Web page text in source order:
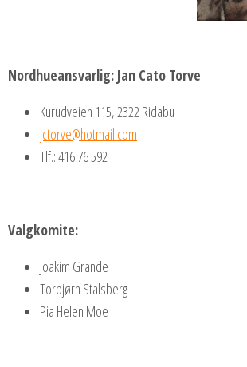
Nordhueansvarlig: Jan Cato Torve
Kurudveien 115, 2322 Ridabu
jctorve@hotmail.com
Tlf.: 416 76 592
Valgkomite:
Joakim Grande
Torbjørn Stalsberg
Pia Helen Moe